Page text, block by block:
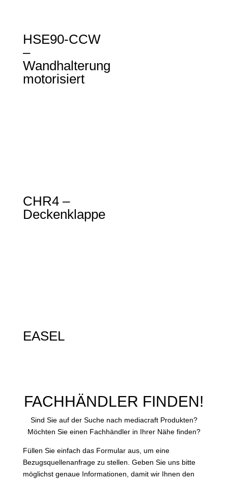
HSE90-CCW
–
Wandhalterung
motorisiert
CHR4 –
Deckenklappe
EASEL
FACHHÄNDLER FINDEN!
Sind Sie auf der Suche nach mediacraft Produkten?
Möchten Sie einen Fachhändler in Ihrer Nähe finden?
Füllen Sie einfach das Formular aus, um eine
Bezugsquellenanfrage zu stellen. Geben Sie uns bitte
möglichst genaue Informationen, damit wir Ihnen den